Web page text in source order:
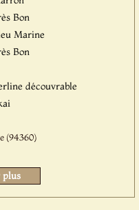
Bon
Marine
Bon
découvrable
(94360)
plus